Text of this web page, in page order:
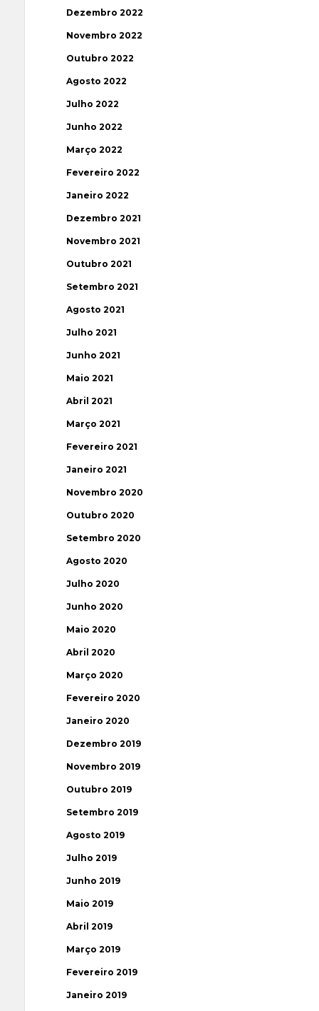
Dezembro 2022
Novembro 2022
Outubro 2022
Agosto 2022
Julho 2022
Junho 2022
Março 2022
Fevereiro 2022
Janeiro 2022
Dezembro 2021
Novembro 2021
Outubro 2021
Setembro 2021
Agosto 2021
Julho 2021
Junho 2021
Maio 2021
Abril 2021
Março 2021
Fevereiro 2021
Janeiro 2021
Novembro 2020
Outubro 2020
Setembro 2020
Agosto 2020
Julho 2020
Junho 2020
Maio 2020
Abril 2020
Março 2020
Fevereiro 2020
Janeiro 2020
Dezembro 2019
Novembro 2019
Outubro 2019
Setembro 2019
Agosto 2019
Julho 2019
Junho 2019
Maio 2019
Abril 2019
Março 2019
Fevereiro 2019
Janeiro 2019